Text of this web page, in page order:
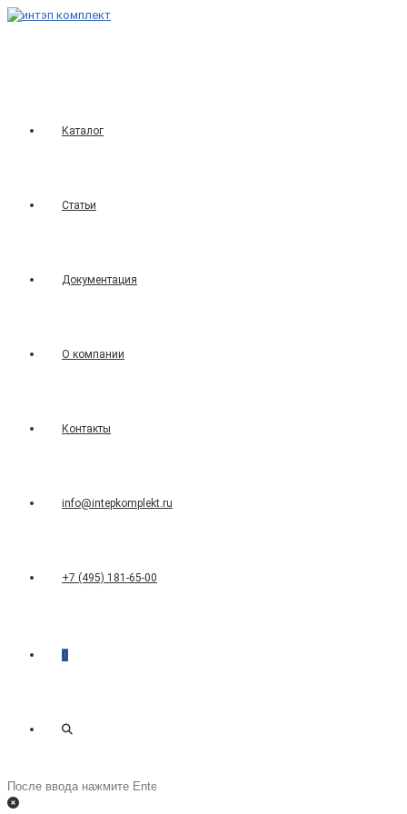
Перейти
Каталог
Статьи
Документация
О компании
Контакты
info@intepkomplekt.ru
+7 (495) 181-65-00
0
Переключить
Поиск
на